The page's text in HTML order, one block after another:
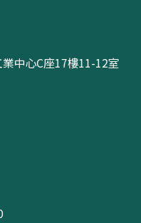
中心C座17樓11-12室